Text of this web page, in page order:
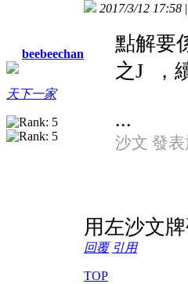
beebeechan
天下一家
2017/3/12 17:58 |
點解要
之J ，
...
沙文 發表
用左沙文
回覆 引用
TOP